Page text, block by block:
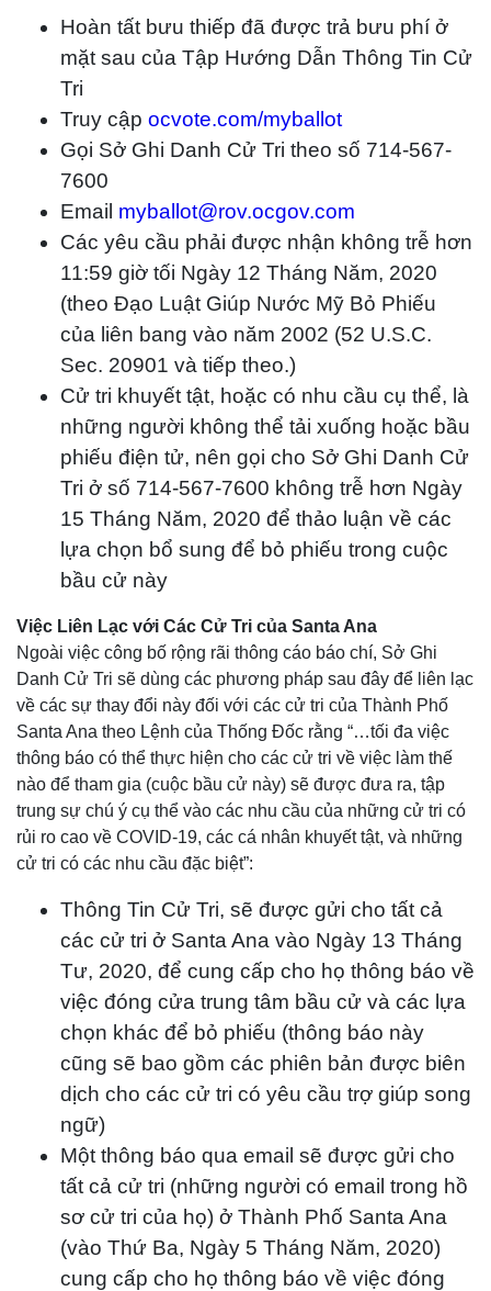
Hoàn tất bưu thiếp đã được trả bưu phí ở
mặt sau của Tập Hướng Dẫn Thông Tin Cử
Tri
Truy cập ocvote.com/myballot
Gọi Sở Ghi Danh Cử Tri theo số 714-567-
7600
Email myballot@rov.ocgov.com
Các yêu cầu phải được nhận không trễ hơn
11:59 giờ tối Ngày 12 Tháng Năm, 2020
(theo Đạo Luật Giúp Nước Mỹ Bỏ Phiếu
của liên bang vào năm 2002 (52 U.S.C.
Sec. 20901 và tiếp theo.)
Cử tri khuyết tật, hoặc có nhu cầu cụ thể, là
những người không thể tải xuống hoặc bầu
phiếu điện tử, nên gọi cho Sở Ghi Danh Cử
Tri ở số 714-567-7600 không trễ hơn Ngày
15 Tháng Năm, 2020 để thảo luận về các
lựa chọn bổ sung để bỏ phiếu trong cuộc
bầu cử này
Việc Liên Lạc với Các Cử Tri của Santa Ana
Ngoài việc công bố rộng rãi thông cáo báo chí, Sở Ghi
Danh Cử Tri sẽ dùng các phương pháp sau đây để liên lạc
về các sự thay đổi này đối với các cử tri của Thành Phố
Santa Ana theo Lệnh của Thống Đốc rằng “…tối đa việc
thông báo có thể thực hiện cho các cử tri về việc làm thế
nào để tham gia (cuộc bầu cử này) sẽ được đưa ra, tập
trung sự chú ý cụ thể vào các nhu cầu của những cử tri có
rủi ro cao về COVID-19, các cá nhân khuyết tật, và những
cử tri có các nhu cầu đặc biệt”:
Thông Tin Cử Tri, sẽ được gửi cho tất cả
các cử tri ở Santa Ana vào Ngày 13 Tháng
Tư, 2020, để cung cấp cho họ thông báo về
việc đóng cửa trung tâm bầu cử và các lựa
chọn khác để bỏ phiếu (thông báo này
cũng sẽ bao gồm các phiên bản được biên
dịch cho các cử tri có yêu cầu trợ giúp song
ngữ)
Một thông báo qua email sẽ được gửi cho
tất cả cử tri (những người có email trong hồ
sơ cử tri của họ) ở Thành Phố Santa Ana
(vào Thứ Ba, Ngày 5 Tháng Năm, 2020)
cung cấp cho họ thông báo về việc đóng